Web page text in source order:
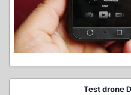
Test drone